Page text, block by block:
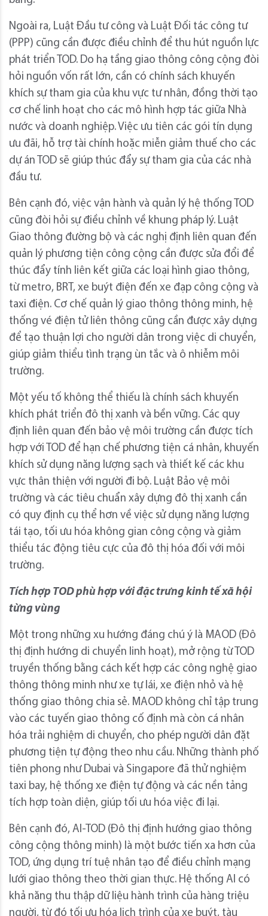
Ngoài ra, Luật Đầu tư công và Luật Đối tác công tư
(PPP) cũng cần được điều chỉnh để thu hút nguồn lực
phát triển TOD. Do hạ tầng giao thông công cộng đòi
hỏi nguồn vốn rất lớn, cần có chính sách khuyến
khích sự tham gia của khu vực tư nhân, đồng thời tạo
cơ chế linh hoạt cho các mô hình hợp tác giữa Nhà
nước và doanh nghiệp. Việc ưu tiên các gói tín dụng
ưu đãi, hỗ trợ tài chính hoặc miễn giảm thuế cho các
dự án TOD sẽ giúp thúc đẩy sự tham gia của các nhà
đầu tư.
Bên cạnh đó, việc vận hành và quản lý hệ thống TOD
cũng đòi hỏi sự điều chỉnh về khung pháp lý. Luật
Giao thông đường bộ và các nghị định liên quan đến
quản lý phương tiện công cộng cần được sửa đổi để
thúc đẩy tính liên kết giữa các loại hình giao thông,
từ metro, BRT, xe buýt điện đến xe đạp công cộng và
taxi điện. Cơ chế quản lý giao thông thông minh, hệ
thống vé điện tử liên thông cũng cần được xây dựng
để tạo thuận lợi cho người dân trong việc di chuyển,
giúp giảm thiểu tình trạng ùn tắc và ô nhiễm môi
trường.
Một yếu tố không thể thiếu là chính sách khuyến
khích phát triển đô thị xanh và bền vững. Các quy
định liên quan đến bảo vệ môi trường cần được tích
hợp với TOD để hạn chế phương tiện cá nhân, khuyến
khích sử dụng năng lượng sạch và thiết kế các khu
vực thân thiện với người đi bộ. Luật Bảo vệ môi
trường và các tiêu chuẩn xây dựng đô thị xanh cần
có quy định cụ thể hơn về việc sử dụng năng lượng
tái tạo, tối ưu hóa không gian công cộng và giảm
thiểu tác động tiêu cực của đô thị hóa đối với môi
trường.
Tích hợp TOD phù hợp với đặc trưng kinh tế xã hội
từng vùng
Một trong những xu hướng đáng chú ý là MAOD (Đô
thị định hướng di chuyển linh hoạt), mở rộng từ TOD
truyền thống bằng cách kết hợp các công nghệ giao
thông thông minh như xe tự lái, xe điện nhỏ và hệ
thống giao thông chia sẻ. MAOD không chỉ tập trung
vào các tuyến giao thông cố định mà còn cá nhân
hóa trải nghiệm di chuyển, cho phép người dân đặt
phương tiện tự động theo nhu cầu. Những thành phố
tiên phong như Dubai và Singapore đã thử nghiệm
taxi bay, hệ thống xe điện tự động và các nền tảng
tích hợp toàn diện, giúp tối ưu hóa việc đi lại.
Bên cạnh đó, AI-TOD (Đô thị định hướng giao thông
công cộng thông minh) là một bước tiến xa hơn của
TOD, ứng dụng trí tuệ nhân tạo để điều chỉnh mạng
lưới giao thông theo thời gian thực. Hệ thống AI có
khả năng thu thập dữ liệu hành trình của hàng triệu
người, từ đó tối ưu hóa lịch trình của xe buýt, tàu